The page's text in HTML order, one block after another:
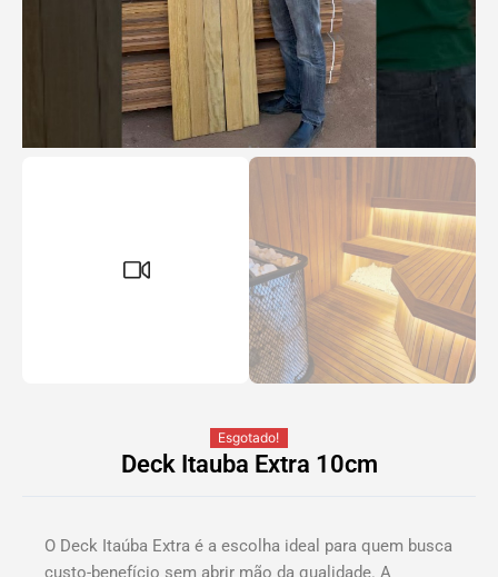
Esgotado!
Deck Itauba Extra 10cm
O Deck Itaúba Extra é a escolha ideal para quem busca
custo-benefício sem abrir mão da qualidade. A